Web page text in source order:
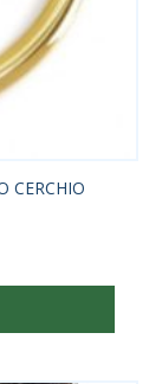
CERCHIO